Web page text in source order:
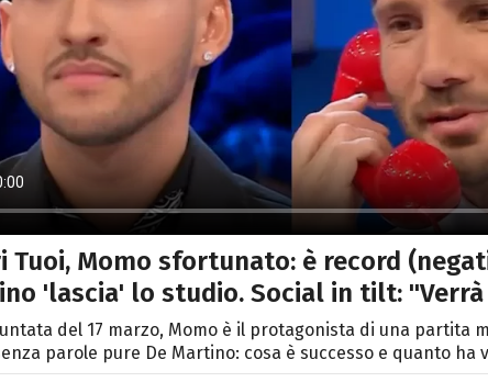
Tuoi, Momo sfortunato: è record
'lascia' lo studio. Social in tilt:
del 17 marzo, Momo è il protagonista di una partita
parole pure De Martino: cosa è successo e quanto ha